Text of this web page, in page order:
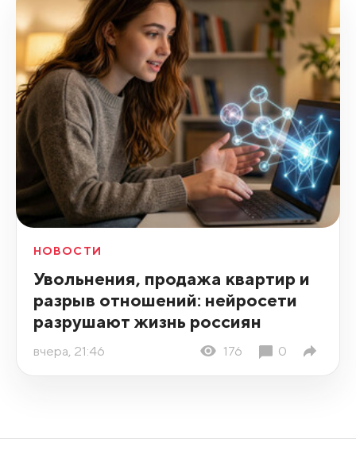
НОВОСТИ
Увольнения, продажа квартир и
разрыв отношений: нейросети
разрушают жизнь россиян
вчера, 21:46 176 0